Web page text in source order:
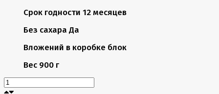
Срок годности 12 месяцев
Без сахара Да
Вложений в коробке блок
Вес 900 г